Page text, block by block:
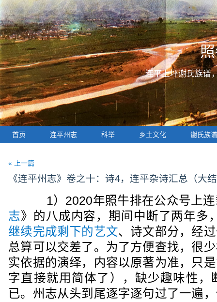
连平上坪谢氏族谱
首页 连平州志 科举 乡土文化 谢氏族谱
« 上一篇
《连平州志》卷之十：诗4，连平杂诗汇总（大
1）2020年照牛排在公众号上连
志》的八成内容，期间中断了两年多
继续完成剩下的艺文、诗文部分，经
总算可以交差了。为了方便查找，很
实依据的演绎，内容以原著为准，只
字直接就用简体了），缺少趣味性，
已。州志从头到尾逐字逐句过了一遍